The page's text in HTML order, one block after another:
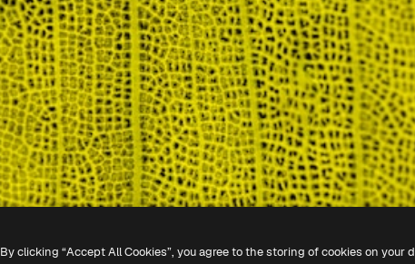
By clicking “Accept All Cookies”, you agree to the storing of cookies on your